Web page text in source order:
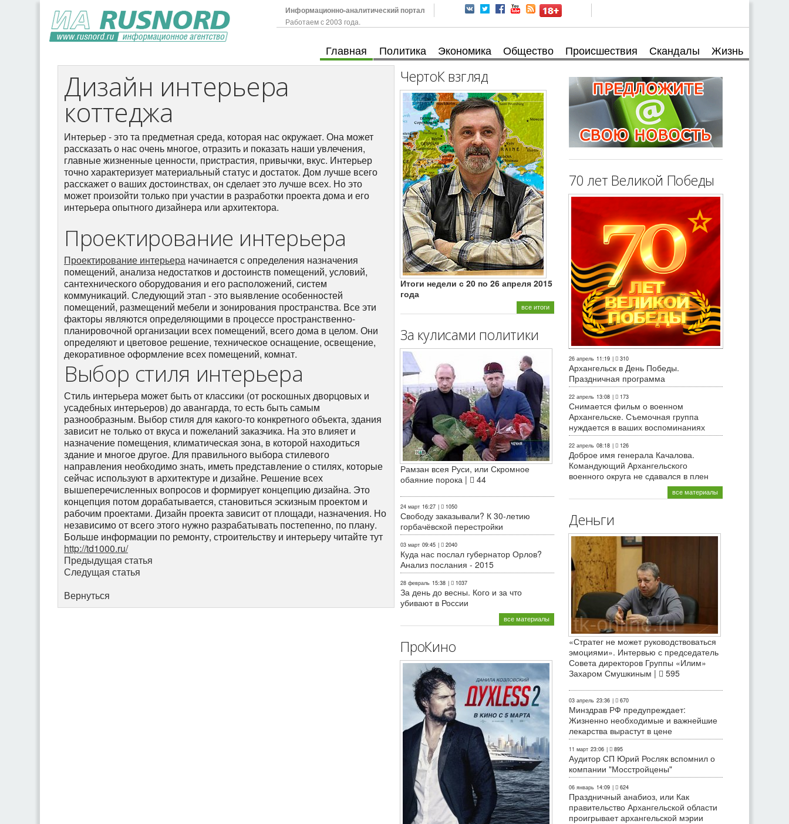
Информационно-аналитический портал
Работаем с 2003 года.
Главная Политика Экономика Общество Происшествия Скандалы Жизнь
Дизайн интерьера
коттеджа
Интерьер - это та предметная среда, которая нас окружает. Она может
рассказать о нас очень многое, отразить и показать наши увлечения,
главные жизненные ценности, пристрастия, привычки, вкус. Интерьер
точно характеризует материальный статус и достаток. Дом лучше всего
расскажет о ваших достоинствах, он сделает это лучше всех. Но это
может произойти только при участии в разработки проекта дома и его
интерьера опытного дизайнера или архитектора.
Проектирование интерьера
Проектирование интерьера начинается с определения назначения
помещений, анализа недостатков и достоинств помещений, условий,
сантехнического оборудования и его расположений, систем
коммуникаций. Следующий этап - это выявление особенностей
помещений, размещений мебели и зонирования пространства. Все эти
факторы являются определяющими в процессе пространственно-
планировочной организации всех помещений, всего дома в целом. Они
определяют и цветовое решение, техническое оснащение, освещение,
декоративное оформление всех помещений, комнат.
Выбор стиля интерьера
Стиль интерьера может быть от классики (от роскошных дворцовых и
усадебных интерьеров) до авангарда, то есть быть самым
разнообразным. Выбор стиля для какого-то конкретного объекта, здания
зависит не только от вкуса и пожеланий заказчика. На это влияет и
назначение помещения, климатическая зона, в которой находиться
здание и многое другое. Для правильного выбора стилевого
направления необходимо знать, иметь представление о стилях, которые
сейчас используют в архитектуре и дизайне. Решение всех
вышеперечисленных вопросов и формирует концепцию дизайна. Это
концепция потом дорабатывается, становиться эскизным проектом и
рабочим проектами. Дизайн проекта зависит от площади, назначения. Но
независимо от всего этого нужно разрабатывать постепенно, по плану.
Больше информации по ремонту, строительству и интерьеру читайте тут
http://td1000.ru/
Предыдущая статья
Следущая статья
Вернуться
ЧертоК взгляд
Итоги недели с 20 по 26 апреля 2015
года
все итоги
За кулисами политики
Рамзан всея Руси, или Скромное
обаяние порока |
44
24 март 16:27 | 1050
Свободу заказывали? К 30-летию
горбачёвской перестройки
03 март 09:45 | 2040
Куда нас послал губернатор Орлов?
Анализ послания - 2015
28 февраль 15:38 | 1037
За день до весны. Кого и за что
убивают в России
все материалы
ПроКино
70 лет Великой Победы
26 апрель 11:19 | 310
Архангельск в День Победы.
Праздничная программа
22 апрель 13:08 | 173
Снимается фильм о военном
Архангельске. Съемочная группа
нуждается в ваших воспоминаниях
22 апрель 08:18 | 126
Доброе имя генерала Качалова.
Командующий Архангельского
военного округа не сдавался в плен
все материалы
Деньги
«Стратег не может руководствоваться
эмоциями». Интервью с председатель
Совета директоров Группы «Илим»
Захаром Смушкиным |
595
03 апрель 23:36 | 670
Минздрав РФ предупреждает:
Жизненно необходимые и важнейшие
лекарства вырастут в цене
11 март 23:06 | 895
Аудитор СП Юрий Росляк вспомнил о
компании "Мосстройцены"
06 январь 14:09 | 624
Праздничный анабиоз, или Как
правительство Архангельской области
проигрывает архангельской мэрии